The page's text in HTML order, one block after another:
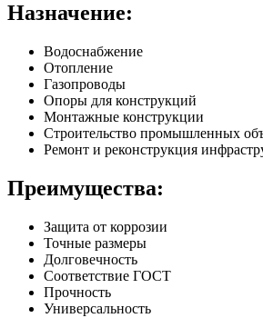
Назначение:
Водоснабжение
Отопление
Газопроводы
Опоры для конструкций
Монтажные конструкции
Строительство промышленных
Ремонт и реконструкция
Преимущества:
Защита от коррозии
Точные размеры
Долговечность
Соответствие ГОСТ
Прочность
Универсальность